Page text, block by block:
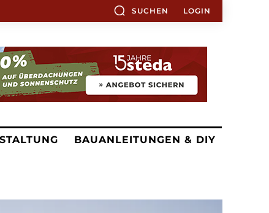
SUCHEN LOGIN
BAUANLEITUNGEN & DIY